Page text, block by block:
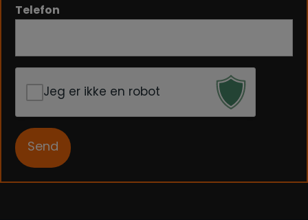
Telefon
Jeg er ikke en robot